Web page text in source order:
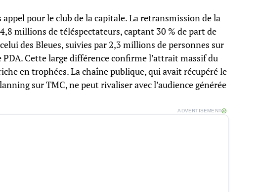
pour le club de la capitale. La retransmission de la
millions de téléspectateurs, captant 30 % de part de
des Bleues, suivies par 2,3 millions de personnes sur
Cette large différence confirme l’attrait massif du
en trophées. La chaîne publique, qui avait récupéré le
sur TMC, ne peut rivaliser avec l’audience générée
ADVERTISEMENT